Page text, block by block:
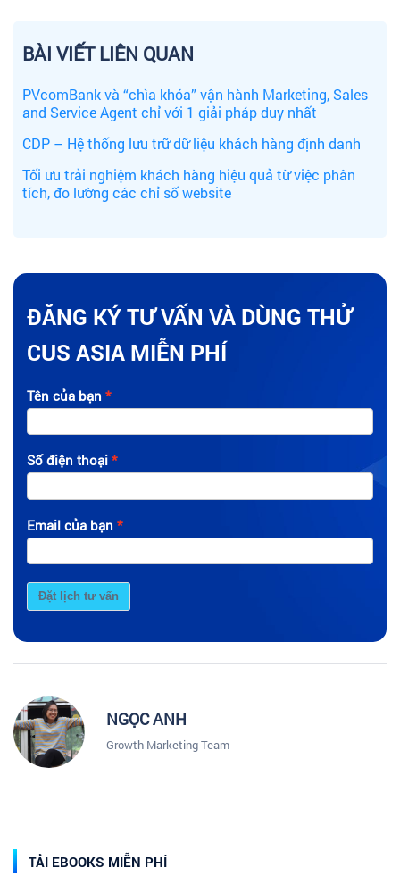
BÀI VIẾT LIÊN QUAN
PVcomBank và “chìa khóa” vận hành Marketing, Sales
and Service Agent chỉ với 1 giải pháp duy nhất
CDP – Hệ thống lưu trữ dữ liệu khách hàng định danh
Tối ưu trải nghiệm khách hàng hiệu quả từ việc phân
tích, đo lường các chỉ số website
ĐĂNG KÝ TƯ VẤN VÀ DÙNG THỬ
CUS ASIA MIỄN PHÍ
Tên của bạn
Số điện thoại
Email của bạn
Đặt lịch tư vấn
NGỌC ANH
Growth Marketing Team
TẢI EBOOKS MIỄN PHÍ